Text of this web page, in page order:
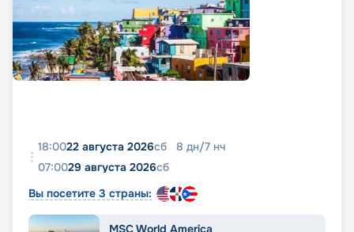
18:0022 августа 2026сб 8 дн/7 нч
07:0029 августа 2026сб
Вы посетите 3 страны:
MSC World America